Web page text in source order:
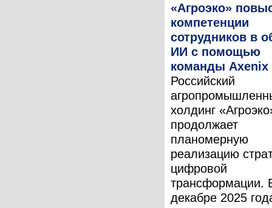
«Агроэко»
компетенции
сотрудников в
ИИ с помощью
команды Axenix
Российский
холдинг
продолжает
планомерную
реализацию
цифровой
трансформации.
декабре 2025